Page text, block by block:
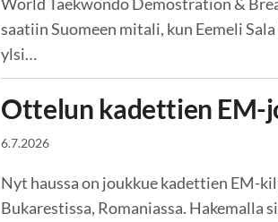
saatiin Suomeen mitali, kun Eemeli
ylsi…
Ottelun kadettien EM-
6.7.2026
Nyt haussa on joukkue kadettien EM-
Bukarestissa, Romaniassa. Hakemalla